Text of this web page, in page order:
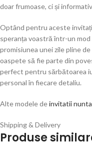
doar frumoase, ci și
Optând pentru aceste
speranța voastră într-un
promisiunea unei zile pline
oaspete să fie parte din
perfect pentru sărbătoarea
personal în fiecare detaliu.
Alte modele deinvitatii
Shipping & Delivery
Produse